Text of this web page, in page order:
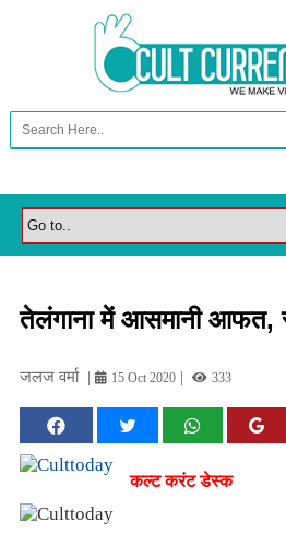
तेलंगाना में आसमानी आफत,
जलज वर्मा| 15 Oct 2020| 333
कल्ट करंट डेस्क